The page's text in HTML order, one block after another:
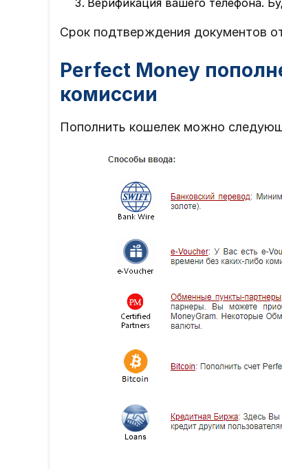
Верификация вашего телефона.
Срок подтверждения документов
Perfect Money
комиссии
Пополнить кошелек можно